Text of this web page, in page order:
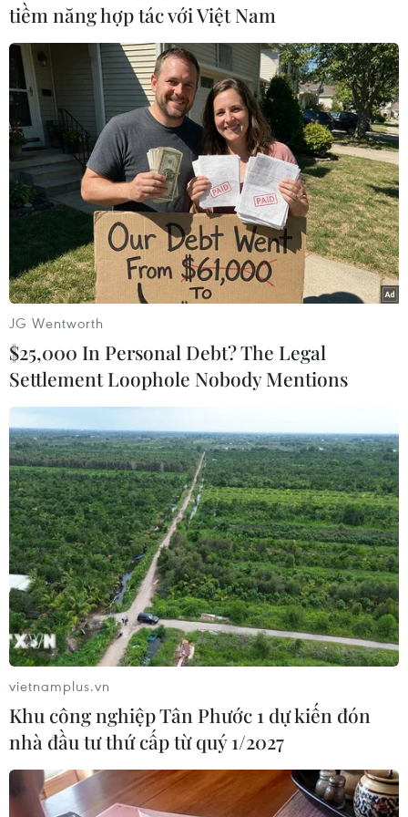
GM cho biết hiện không có báo cáo về các vụ tai
nạn hay thương tích liên quan đến lỗi này./.
(TTXVN/Vietnam+)
#Chính quyền liên bang
#Tai nạn
Theo dõi VietnamPlus
TIN LIÊN QUAN
tiềm năng hợp tác với Việt Nam
JG Wentworth
$25,000 In Personal Debt? The Legal
Settlement Loophole Nobody Mentions
vietnamplus.vn
Khu công nghiệp Tân Phước 1 dự kiến đón
nhà đầu tư thứ cấp từ quý 1/2027